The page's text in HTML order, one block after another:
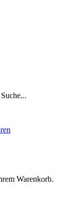
Suche...
Warenkorb.